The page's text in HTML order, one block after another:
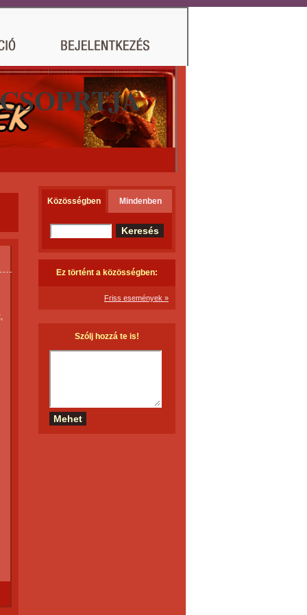
Közösségben Mindenben
Ez történt a közösségben:
Friss események »
Szólj hozzá te is!